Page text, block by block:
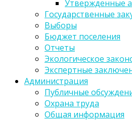
Утвержденные
Государственные
Выборы
Бюджет поселения
Отчеты
Экологическое
Экспертные
Администрация
Публичные
Охрана труда
Общая информация